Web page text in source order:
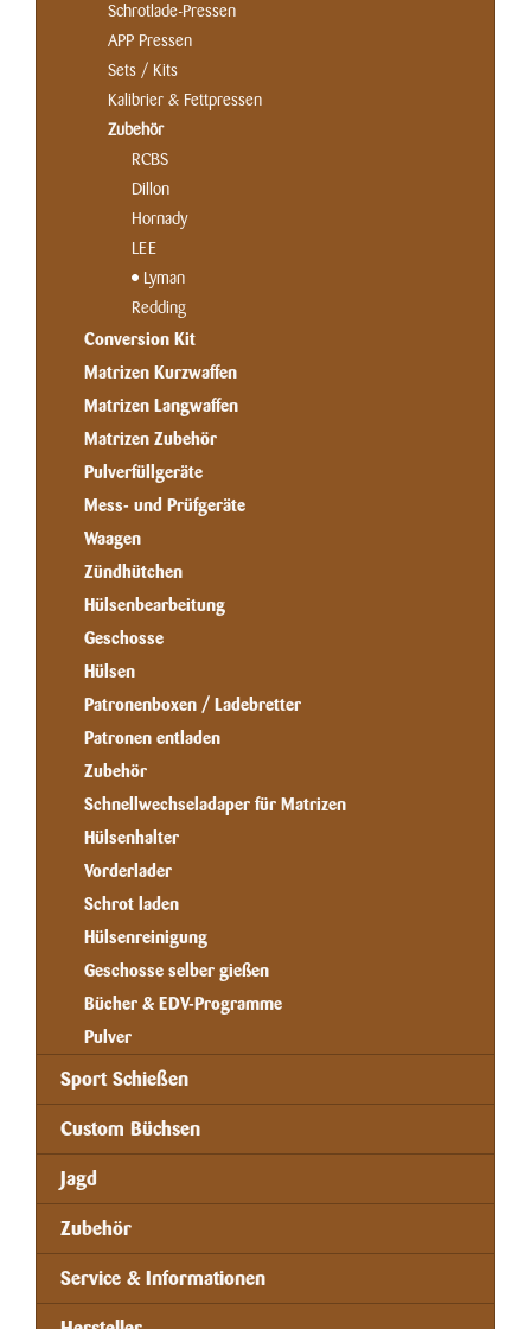
Schrotlade-Pressen
APP Pressen
Sets / Kits
Kalibrier & Fettpressen
Zubehör
RCBS
Dillon
Hornady
LEE
Lyman
Redding
Conversion Kit
Matrizen Kurzwaffen
Matrizen Langwaffen
Matrizen Zubehör
Pulverfüllgeräte
Mess- und Prüfgeräte
Waagen
Zündhütchen
Hülsenbearbeitung
Geschosse
Hülsen
Patronenboxen / Ladebretter
Patronen entladen
Zubehör
Schnellwechseladaper für Matrizen
Hülsenhalter
Vorderlader
Schrot laden
Hülsenreinigung
Geschosse selber gießen
Bücher & EDV-Programme
Pulver
Sport Schießen
Custom Büchsen
Jagd
Zubehör
Service & Informationen